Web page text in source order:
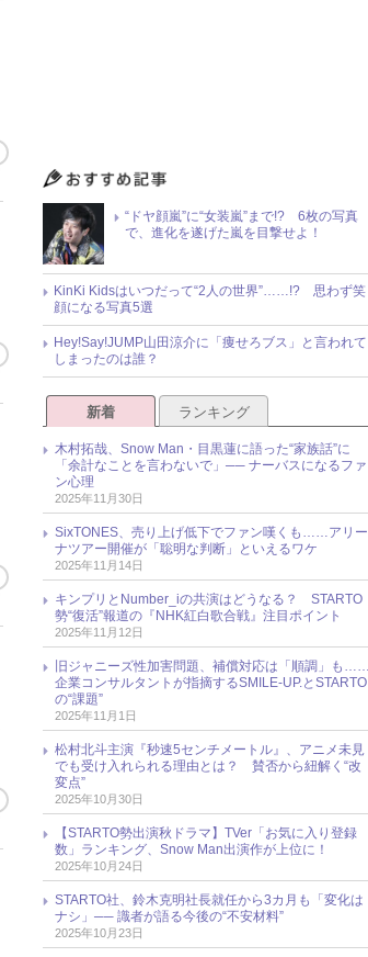
“ドヤ顔嵐”に“女装嵐”まで!? 6枚の写真
で、進化を遂げた嵐を目撃せよ！
KinKi Kidsはいつだって“2人の世界”……!? 思わず笑
顔になる写真5選
Hey!Say!JUMP山田涼介に「痩せろブス」と言われて
しまったのは誰？
新着 ランキング
木村拓哉、Snow Man・目黒蓮に語った“家族話”に
「余計なことを言わないで」── ナーバスになるファ
ン心理
2025年11月30日
SixTONES、売り上げ低下でファン嘆くも……アリー
ナツアー開催が「聡明な判断」といえるワケ
2025年11月14日
キンプリとNumber_iの共演はどうなる？ STARTO
勢“復活”報道の『NHK紅白歌合戦』注目ポイント
2025年11月12日
旧ジャニーズ性加害問題、補償対応は「順調」も……
企業コンサルタントが指摘するSMILE-UP.とSTARTO
の“課題”
2025年11月1日
松村北斗主演『秒速5センチメートル』、アニメ未見
でも受け入れられる理由とは？ 賛否から紐解く“改
変点”
2025年10月30日
【STARTO勢出演秋ドラマ】TVer「お気に入り登録
数」ランキング、Snow Man出演作が上位に！
2025年10月24日
STARTO社、鈴木克明社長就任から3カ月も「変化は
ナシ」── 識者が語る今後の“不安材料”
2025年10月23日